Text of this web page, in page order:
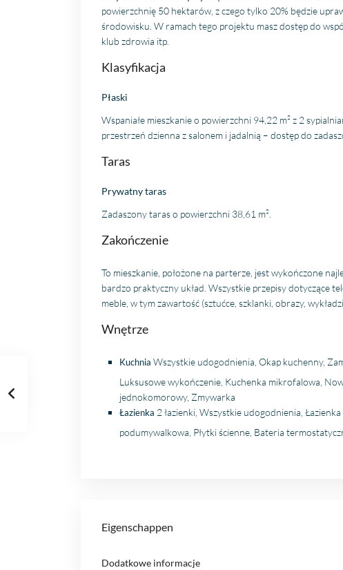
powierzchnię 50 hektarów, z czego tylko 20% będzie
środowisku. W ramach tego projektu masz dostęp do
klub zdrowia itp.
Klasyfikacja
Płaski
Wspaniałe mieszkanie o powierzchni 94,22 m² z 2
przestrzeń dzienna z salonem i jadalnią – dostęp do
Taras
Prywatny taras
Zadaszony taras o powierzchni 38,61 m².
Zakończenie
To mieszkanie, położone na parterze, jest wykończone
bardzo praktyczny układ. Wszystkie przepisy dotyczące
meble, w tym zawartość (sztućce, szklanki, obrazy,
Wnętrze
Kuchnia Wszystkie udogodnienia, Okap kuchenny,
Luksusowe wykończenie, Kuchenka mikrofalowa,
jednokomorowy, Zmywarka
Łazienka 2 łazienki, Wszystkie udogodnienia,
podumywalkowa, Płytki ścienne, Bateria
Eigenschappen
Dodatkowe informacje